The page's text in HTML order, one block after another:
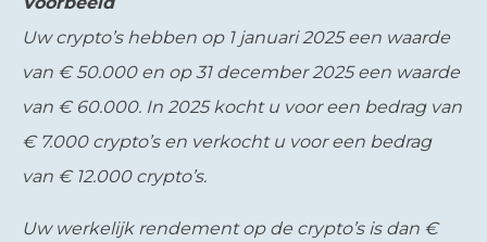
Uw crypto’s hebben op 1 januari 2025 een waarde
van € 50.000 en op 31 december 2025 een waarde
van € 60.000. In 2025 kocht u voor een bedrag van
€ 7.000 crypto’s en verkocht u voor een bedrag
van € 12.000 crypto’s.
Uw werkelijk rendement op de crypto’s is dan €